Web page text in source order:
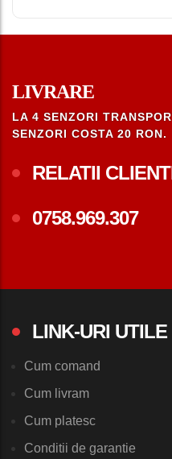
LIVRARE
LA 4 SENZORI
SENZORI COSTA 20 RON.
RELATII
0758.969.307
LINK-URI UTILE
Cum comand
Cum livram
Cum platesc
Conditii de garantie